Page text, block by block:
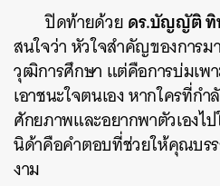
ปิดท้ายด้วยดร.บัญญัติ
สนใจว่า หัวใจสำคัญของการม
วุฒิการศึกษา แต่คือการบ่มเพ
เอาชนะใจตนเอง หากใครที่ก
ศักยภาพและอยากพาตัวเองไ
นิด้าคือคำตอบที่ช่วยให้คุณบร
งาม